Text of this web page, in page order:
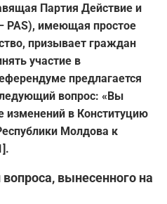
Партия Действие и
PAS), имеющая простое
призывает граждан
участие в
предлагается
вопрос: «Вы
изменений в Конституцию
Молдова к
вынесенного на